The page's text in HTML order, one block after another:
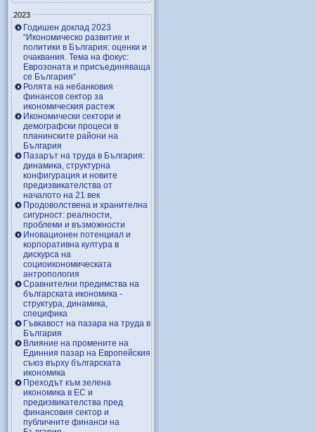
2023
Годишен доклад 2023
“Икономическо развитие и
политики в България: оценки и
очаквания. Тема на фокус:
Еврозоната и присъединяваща
се България“
Ролята на небанковия
финансов сектор за
икономическия растеж
Икономически сектори и
демографски процеси в
планинските райони на
България
Пазарът на труда в България:
динамика, структурна
конфигурация и новите
предизвикателства от
началото на 21 век
Продоволствена и хранителна
сигурност: реалности,
проблеми и възможности
Иновационен потенциал и
корпоративна култура в
дискурса на
социоикономическата
антропология
Сравнителни предимства на
българската икономика -
структура, динамика,
специфика
Гъвкавост на пазара на труда в
България
Влияние на промените на
Единния пазар на Европейския
съюз върху българската
икономика
Преходът към зелена
икономика в ЕС и
предизвикателства пред
финансовия сектор и
публичните финанси на